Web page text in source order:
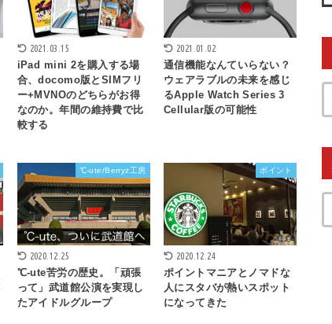
2021.03.15
iPad mini 2を購入する場
合、docomo版とSIMフリ
ー+MVNOのどちらがお得
なのか。年間の維持費で比
較する
2021.01.02
通信機能なんていらない？
ウェアラブルの未来を感じ
るApple Watch Series 3
Cellular版の可能性
℃-ute/Berryz工房
2020.12.25
℃-ute苦労の歴史。「頑張
って」武道館公演を実現し
たアイドルグループ
ポイント
2020.12.24
ポイントマニアとノマドな
人にスタバが熱いスポット
になってきた